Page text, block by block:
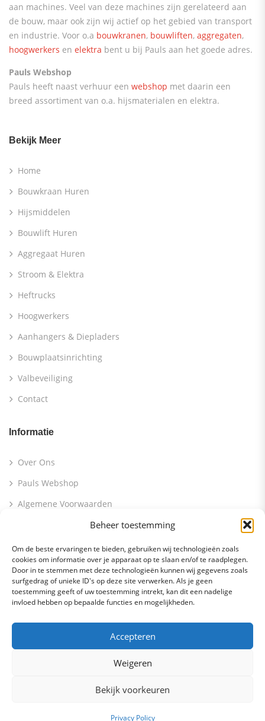
Beheer toestemming
Om de beste ervaringen te bieden, gebruiken wij technologieën zoals
cookies om informatie over je apparaat op te slaan en/of te raadplegen.
Door in te stemmen met deze technologieën kunnen wij gegevens zoals
surfgedrag of unieke ID's op deze site verwerken. Als je geen
toestemming geeft of uw toestemming intrekt, kan dit een nadelige
invloed hebben op bepaalde functies en mogelijkheden.
Accepteren
Weigeren
Bekijk voorkeuren
Privacy Policy
aan machines. Veel van deze machines zijn gerelateerd aan
de bouw, maar ook zijn wij actief op het gebied van transport
en industrie. Voor o.a bouwkranen, bouwliften, aggregaten,
hoogwerkers en elektra bent u bij Pauls aan het goede adres.
Pauls Webshop
Pauls heeft naast verhuur een webshop met daarin een
breed assortiment van o.a. hijsmaterialen en elektra.
Bekijk Meer
Home
Bouwkraan Huren
Hijsmiddelen
Bouwlift Huren
Aggregaat Huren
Stroom & Elektra
Heftrucks
Hoogwerkers
Aanhangers & Diepladers
Bouwplaatsinrichting
Valbeveiliging
Contact
Informatie
Over Ons
Pauls Webshop
Algemene Voorwaarden
Molenstraat 56 5397 EL Lith
info@paulsbv.nl
0412 745096